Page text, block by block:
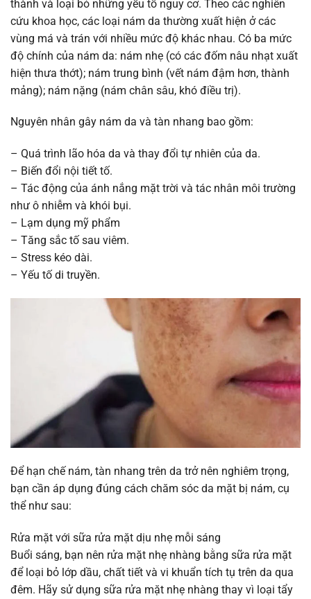
thành và loại bỏ những yếu tố nguy cơ. Theo các nghiên
cứu khoa học, các loại nám da thường xuất hiện ở các
vùng má và trán với nhiều mức độ khác nhau. Có ba mức
độ chính của nám da: nám nhẹ (có các đốm nâu nhạt xuất
hiện thưa thớt); nám trung bình (vết nám đậm hơn, thành
mảng); nám nặng (nám chân sâu, khó điều trị).
Nguyên nhân gây nám da và tàn nhang bao gồm:
– Quá trình lão hóa da và thay đổi tự nhiên của da.
– Biến đổi nội tiết tố.
– Tác động của ánh nắng mặt trời và tác nhân môi trường
như ô nhiễm và khói bụi.
– Lạm dụng mỹ phẩm
– Tăng sắc tố sau viêm.
– Stress kéo dài.
– Yếu tố di truyền.
Để hạn chế nám, tàn nhang trên da trở nên nghiêm trọng,
bạn cần áp dụng đúng cách chăm sóc da mặt bị nám, cụ
thể như sau:
Rửa mặt với sữa rửa mặt dịu nhẹ mỗi sáng
Buổi sáng, bạn nên rửa mặt nhẹ nhàng bằng sữa rửa mặt
để loại bỏ lớp dầu, chất tiết và vi khuẩn tích tụ trên da qua
đêm. Hãy sử dụng sữa rửa mặt nhẹ nhàng thay vì loại tẩy